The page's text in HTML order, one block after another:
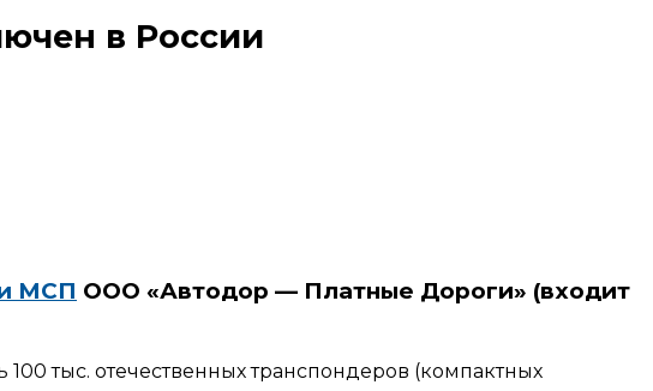
в России
МСП ООО «Автодор — Платные Дороги» (входит
тыс. отечественных транспондеров (компактных